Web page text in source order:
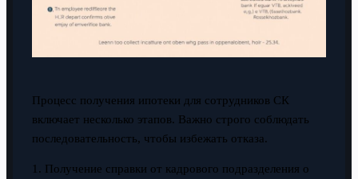
Процесс получения ипотеки для сотрудников СК
включает несколько этапов. Важно строго соблюдать
последовательность, чтобы избежать отказа.
1. Получение справки от кадрового подразделения о